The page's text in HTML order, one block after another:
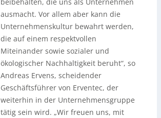
ausmacht. Vor allem aber kann die
Unternehmenskultur bewahrt werden,
die auf einem respektvollen
Miteinander sowie sozialer und
ökologischer Nachhaltigkeit beruht“, so
Andreas Ervens, scheidender
Geschäftsführer von Erventec, der
weiterhin in der Unternehmensgruppe
tätig sein wird. „Wir freuen uns, mit